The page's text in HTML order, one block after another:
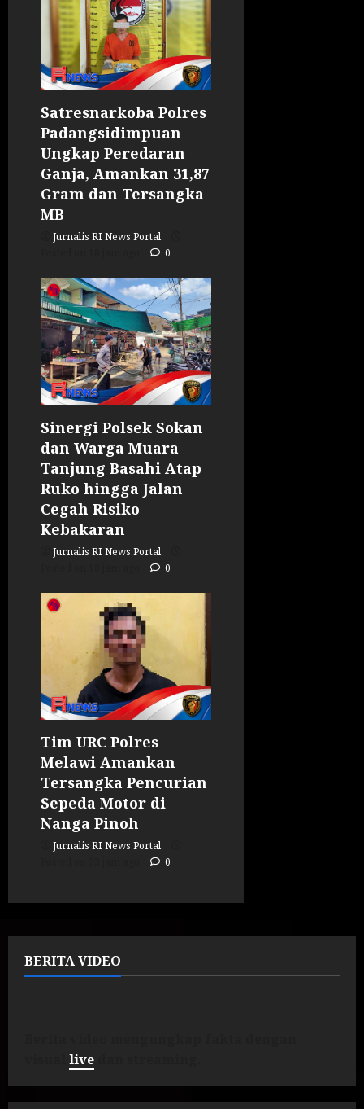
Satresnarkoba Polres
Padangsidimpuan
Ungkap Peredaran
Ganja, Amankan 31,87
Gram dan Tersangka
MB
Jurnalis RI News Portal
0
Sinergi Polsek Sokan
dan Warga Muara
Tanjung Basahi Atap
Ruko hingga Jalan
Cegah Risiko
Kebakaran
Jurnalis RI News Portal
0
Tim URC Polres
Melawi Amankan
Tersangka Pencurian
Sepeda Motor di
Nanga Pinoh
Jurnalis RI News Portal
0
BERITA VIDEO
live